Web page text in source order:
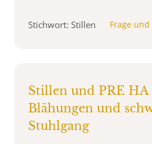
Stichwort: Stillen Frage
Stillen und PRE HA
Blähungen und
Stuhlgang